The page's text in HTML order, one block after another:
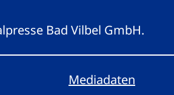
Bad Vilbel GmbH.
Mediadaten